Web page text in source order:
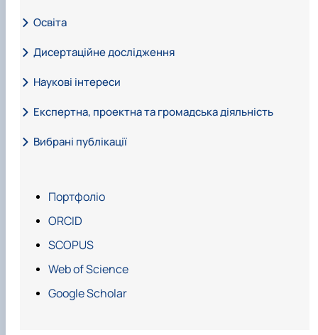
Портфоліо
ORCID
SCOPUS
Web of Science
Google Scholar
Освіта
Дисертаційне дослідження
Наукові інтереси
Експертна, проектна та громадська діяльність
моніторингу технологічних стресів озимих
культур" 2019-2020 – МОН України ;
ДЗ/156-2016 "Розроблення системи
раціонального використання добрив" 2016-2017
– МОН України;
Вибрані публікації